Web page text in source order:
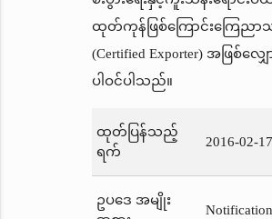
ထုတ်ကုန်ဖြစ်ကြောင်းကြေည
(Certified Exporter) အဖြ
ပါဝင်ပါသည်။
ထုတ်ပြန်သည့်
ရက်
2016-02-17
ဥပဒေ အမျိုး
Notification